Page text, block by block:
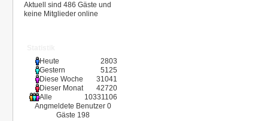
Aktuell sind 486 Gäste und
keine Mitglieder online
Heute
2803
Gestern
5125
Diese Woche
31041
Dieser Monat
42720
Alle
10331106
Angmeldete Benutzer 0
Gäste 198